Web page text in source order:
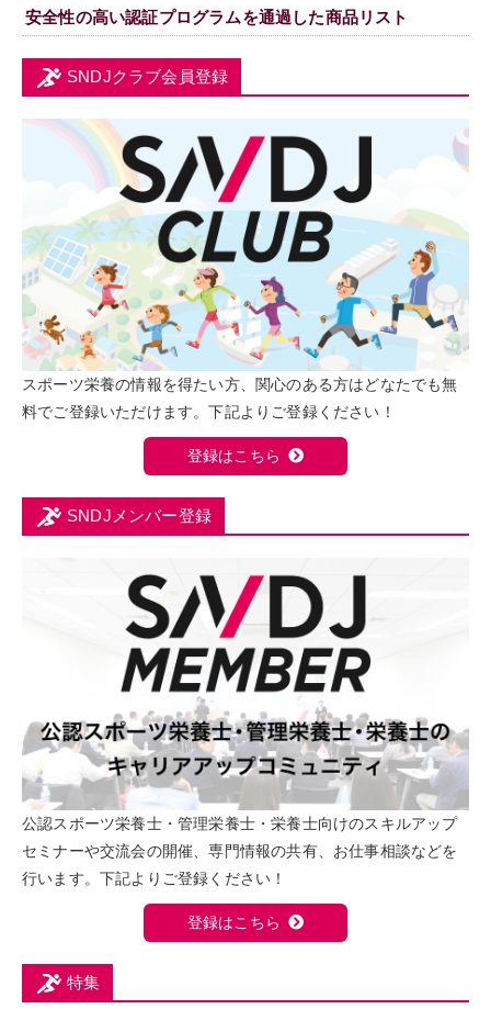
安全性の高い認証プログラムを通過した商品リスト
SNDJクラブ会員登録
スポーツ栄養の情報を得たい方、関心のある方はどなたでも無
料でご登録いただけます。下記よりご登録ください！
登録はこちら
SNDJメンバー登録
公認スポーツ栄養士・管理栄養士・栄養士向けのスキルアップ
セミナーや交流会の開催、専門情報の共有、お仕事相談などを
行います。下記よりご登録ください！
登録はこちら
特集